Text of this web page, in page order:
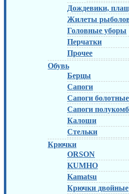
Дождевики,
Жилеты
Головные уборы
Перчатки
Прочее
Обувь
Берцы
Сапоги
Сапоги болотные
Сапоги
Калоши
Стельки
Крючки
ORSON
KUMHO
Kamatsu
Крючки двойные